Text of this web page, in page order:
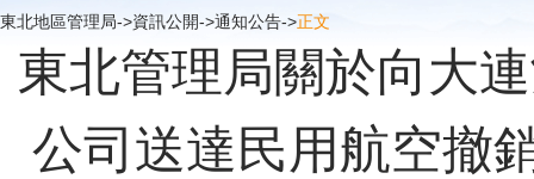
東北地區管理局->資訊公開->通知公告->正文
東北管理局關於向大
公司送達民用航空撤
按
Alt